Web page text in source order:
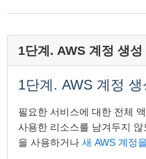
1단계. AWS 계정 생성
1단계. AWS 계정 생
필요한 서비스에 대한 전체
사용한 리소스를 남겨두지
을 사용하거나 새 AWS 계정